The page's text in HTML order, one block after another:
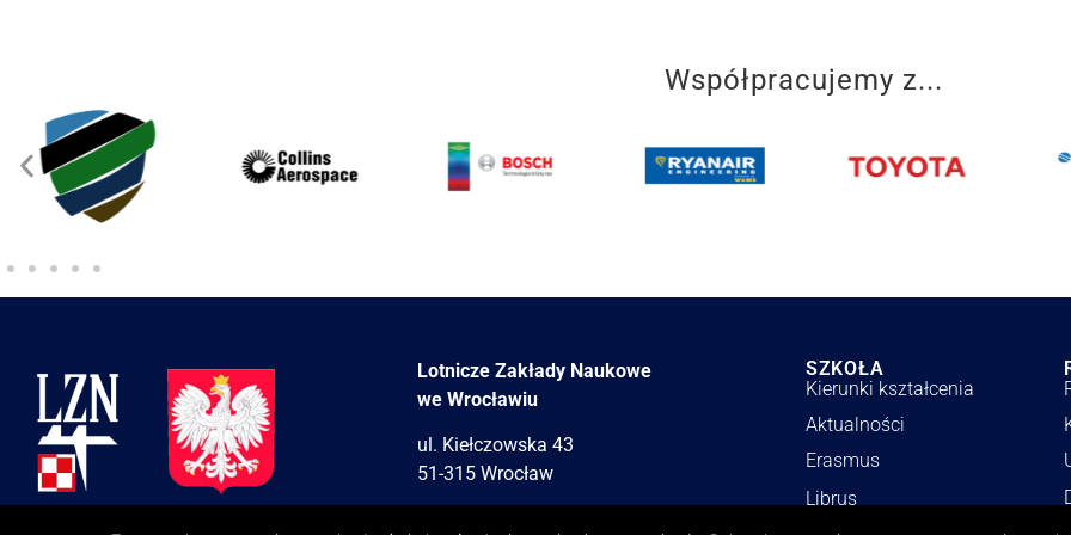
Współpracujemy z...
Lotnicze Zakłady Naukowe
we Wrocławiu
ul. Kiełczowska 43
51-315 Wrocław
SZKOŁA
Kierunki kształcenia
Aktualności
Erasmus
Librus